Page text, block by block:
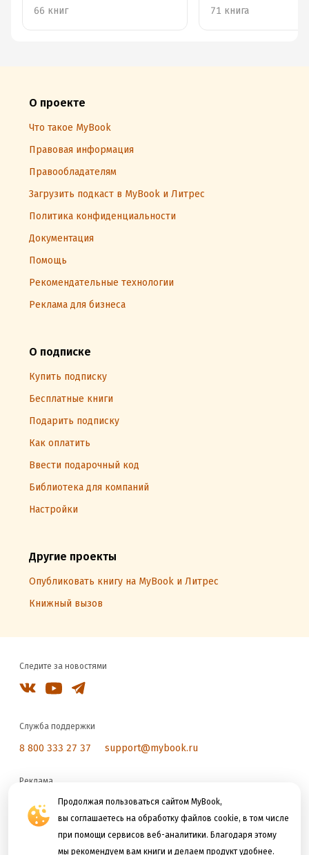
Продолжая пользоваться сайтом MyBook,
вы соглашаетесь на обработку файлов cookie, в том числе
при помощи сервисов веб-аналитики. Благодаря этому
мы рекомендуем вам книги и делаем продукт удобнее.
66 книг
августа
71 книга
О проекте
Что такое MyBook
Правовая информация
Правообладателям
Загрузить подкаст в MyBook и Литрес
Политика конфиденциальности
Документация
Помощь
Рекомендательные технологии
Реклама для бизнеса
О подписке
Купить подписку
Бесплатные книги
Подарить подписку
Как оплатить
Ввести подарочный код
Библиотека для компаний
Настройки
Другие проекты
Опубликовать книгу на MyBook и Литрес
Книжный вызов
Следите за новостями
Служба поддержки
8 800 333 27 37 support@mybook.ru
Реклама
reklama@litres.ru
Мы принимаем к оплате